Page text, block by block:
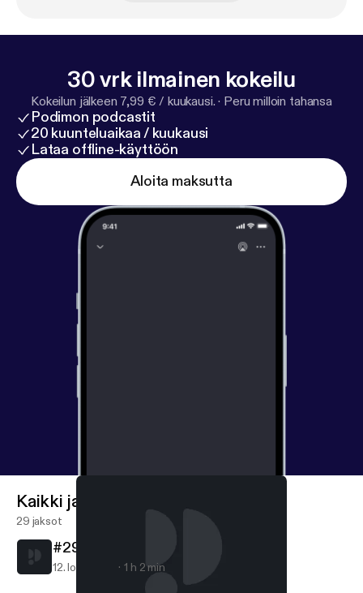
30 vrk ilmainen kokeilu
Kokeilun jälkeen 7,99 € / kuukausi. · Peru milloin tahansa
Podimon podcastit
20 kuunteluaikaa / kuukausi
Lataa offline-käyttöön
Aloita maksutta
Kaikki jaksot
29 jaksot
#29- New car who dis?
12. loka 2019 1 h 2 min